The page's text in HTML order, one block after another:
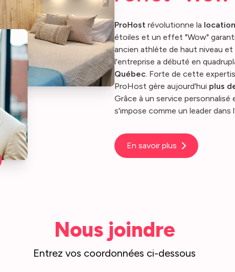
ProHost révolutionne la
étoiles et un effet "Wow"
ancien athlète de haut niveau
l'entreprise a débuté en
Québec. Forte de cette
ProHost gère aujourd'hui plus
Grâce à un service
s'impose comme un leader
En savoir plus
Nous joindre
Entrez vos coordonnées ci-dessous